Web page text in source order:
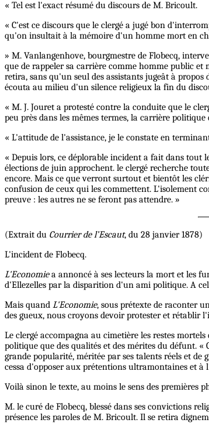
« Tel est l'exact résumé du discours de M. Bricoult.
« C'est ce discours que le clergé a jugé bon
qu'on insultait à la mémoire d'un homme mort en
» M. Vanlangenhove, bourgmestre de Flobecq,
que de rappeler sa carrière comme homme public
retira, sans qu'un seul des assistants jugeât à
écouta au milieu d'un silence religieux la fin du
« M. J. Jouret a protesté contre la conduite que le
peu près dans les mêmes termes, la carrière
« L'attitude de l'assistance, je le constate en
« Depuis lors, ce déplorable incident a fait dans tout
élections de juin approchent. le clergé recherche
encore. Mais ce que verront surtout et bientôt les
confusion de ceux qui les commettent. L'isolement
preuve : les autres ne se feront pas attendre. »
(Extrait du Courrier de l’Escaut, du 28 janvier 1878)
L'incident de Flobecq.
L'Economiea annoncé à ses lecteurs la mort et les
d'Ellezelles par la disparition d'un ami politique. A
Mais quand L'Economie, sous prétexte de raconter
des gueux, nous croyons devoir protester et rétablir
Le clergé accompagna au cimetière les restes
politique que des qualités et des mérites du défunt.
grande popularité, méritée par ses talents réels et
cessa d'opposer aux prétentions ultramontaines et à
Voilà sinon le texte, au moins le sens des premières
M. le curé de Flobecq, blessé dans ses convictions
présence les paroles de M. Bricoult. Il se retira